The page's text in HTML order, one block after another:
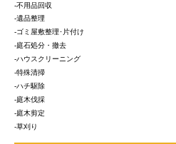
-不用品回収
-遺品整理
-ゴミ屋敷整理･片付け
-庭石処分・撤去
-ハウスクリーニング
-特殊清掃
-ハチ駆除
-庭木伐採
-庭木剪定
-草刈り